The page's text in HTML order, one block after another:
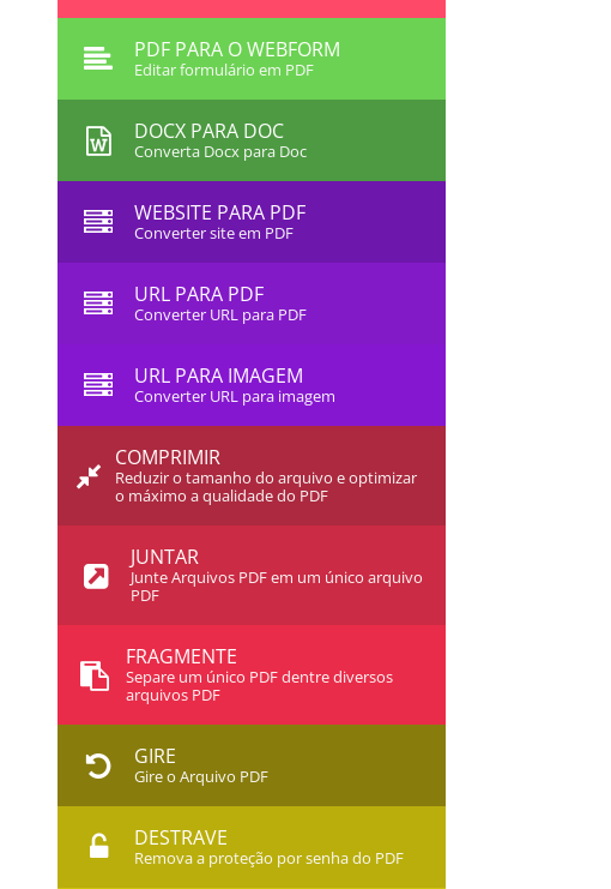
PDF PARA O WEBFORM
Editar formulário em PDF
DOCX PARA DOC
Converta Docx para Doc
WEBSITE PARA PDF
Converter site em PDF
URL PARA PDF
Converter URL para PDF
URL PARA IMAGEM
Converter URL para imagem
COMPRIMIR
Reduzir o tamanho do arquivo e optimizar
o máximo a qualidade do PDF
JUNTAR
Junte Arquivos PDF em um único arquivo
PDF
FRAGMENTE
Separe um único PDF dentre diversos
arquivos PDF
GIRE
Gire o Arquivo PDF
DESTRAVE
Remova a proteção por senha do PDF